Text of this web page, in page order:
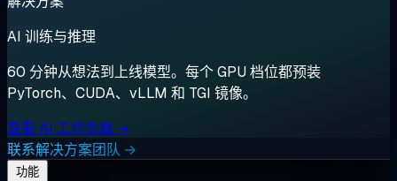
AI 训练与推理
60 分钟从想法到上线模型。每个 GPU 档位都预装
PyTorch、CUDA、vLLM 和 TGI 镜像。
查看 AI 工作负载 →
联系解决方案团队 →